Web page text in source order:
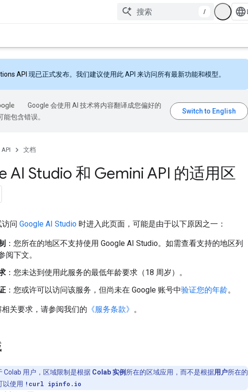
/
API 现已正式发布。我们建议使用此 API 来访问所有最新功能和模型。
Google 会使用 AI 技术将内容翻译成您偏好的
包含错误。
文档
AI Studio 和 Gemini API 的适用区
问 Google AI Studio 时进入此页面，可能是由于以下原因之一：
：您所在的地区不支持使用 Google AI Studio。如需查看支持的地区列
阅下文。
：您未达到使用此服务的最低年龄要求（18 周岁）。
：您或许可以访问该服务，但尚未在 Google 账号中验证您的年龄。
关要求，请参阅我们的 《服务条款》 。
Colab 用户，区域限制是根据 Colab 实例所在的区域应用，而不是根据用户所在的
以使用 !curl ipinfo.io